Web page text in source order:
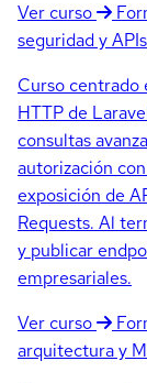
Ver curso
seguridad y APIs
Curso centrado
HTTP de
consultas
autorización
exposición de
Requests. Al
y publicar
empresariales.
Ver curso
arquitectura y